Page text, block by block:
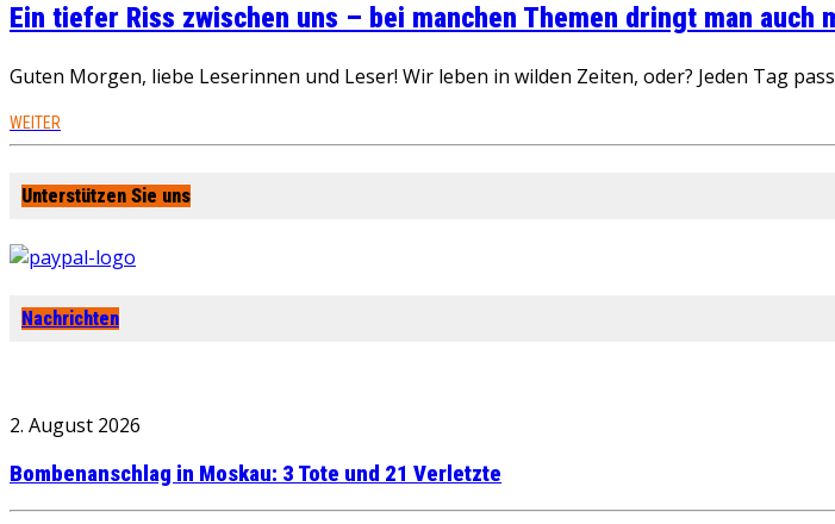
Ein tiefer Riss zwischen uns – bei manchen Themen dringt man
Guten Morgen, liebe Leserinnen und Leser! Wir leben in wilden Zeiten, oder? Jeden Tag
WEITER
Unterstützen Sie uns
Nachrichten
2. August 2026
Bombenanschlag in Moskau: 3 Tote und 21 Verletzte